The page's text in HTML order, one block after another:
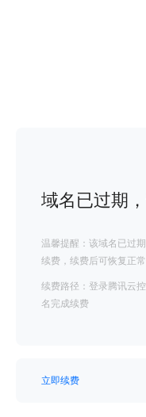
域名已过期
温馨提醒：该域名已过
续费，续费后可恢复正
续费路径：登录腾讯云
名完成续费
立即续费